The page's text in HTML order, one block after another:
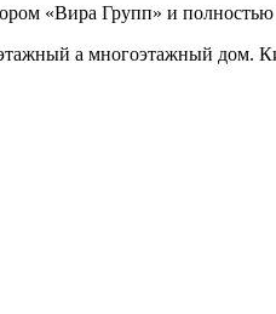
«Вира Групп» и полностью
а многоэтажный дом.